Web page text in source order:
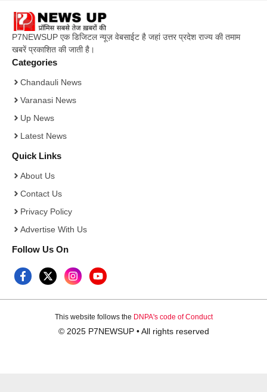
P7NEWSUP एक डिजिटल न्यूज़ वेबसाईट है जहां उत्तर प्रदेश राज्य की तमाम
खबरें प्रकाशित की जाती है।
Categories
Chandauli News
Varanasi News
Up News
Latest News
Quick Links
About Us
Contact Us
Privacy Policy
Advertise With Us
Follow Us On
This website follows the DNPA's code of Conduct
© 2025 P7NEWSUP • All rights reserved